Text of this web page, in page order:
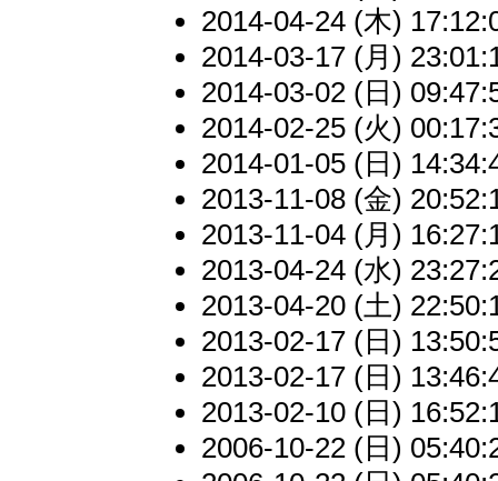
2014-04-24 (木)
2014-03-17 (月)
2014-03-02 (日)
2014-02-25 (火)
2014-01-05 (日)
2013-11-08 (金)
2013-11-04 (月)
2013-04-24 (水)
2013-04-20 (土)
2013-02-17 (日)
2013-02-17 (日)
2013-02-10 (日)
2006-10-22 (日)